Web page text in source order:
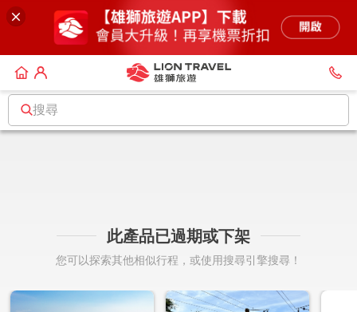
搜尋
此產品已過期或下架
您可以探索其他相似行程，或使用搜尋引擎搜尋！